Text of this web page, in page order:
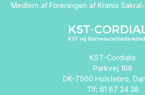
Medlem af Foreningen af Kranio
KST-Cordialis
Parkvej 168
DK-7500 Holstebro,
Tlf: 61 67 34 38